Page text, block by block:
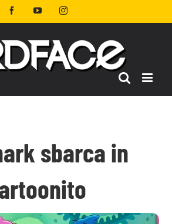
FacebookYouTubeInstagram
sbarca in